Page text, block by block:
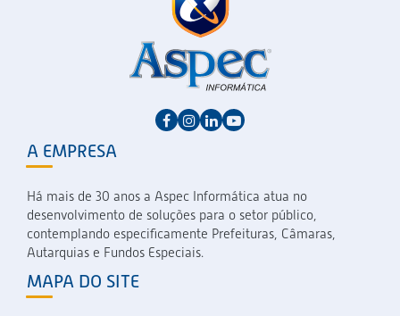
A EMPRESA
Há mais de 30 anos a Aspec Informática atua no
desenvolvimento de soluções para o setor público,
contemplando especificamente Prefeituras, Câmaras,
Autarquias e Fundos Especiais.
MAPA DO SITE